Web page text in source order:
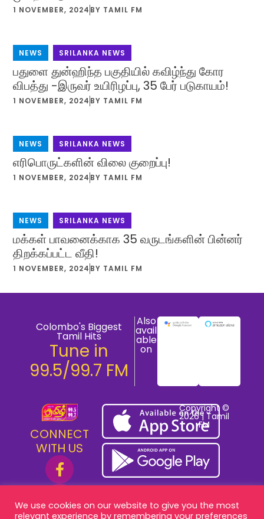
1 NOVEMBER, 2024 BY TAMIL FM
NEWS SRILANKA NEWS
பதுளை துன்ஹிந்த பகுதியில் கவிழ்ந்து கோர
விபத்து -இருவர் உயிரிழப்பு, 35 பேர் படுகாயம்!
1 NOVEMBER, 2024 BY TAMIL FM
NEWS SRILANKA NEWS
எரிபொருட்களின் விலை குறைப்பு!
1 NOVEMBER, 2024 BY TAMIL FM
NEWS SRILANKA NEWS
மக்கள் பாவனைக்காக 35 வருடங்களின் பின்னர்
திறக்கப்பட்ட வீதி!
1 NOVEMBER, 2024 BY TAMIL FM
Colombo's Biggest
Tamil Hits
Tune in
99.5/99.7 FM
Also
avail
able
on
CONNECT
WITH US
Copyright ©
2026 | Tamil
FM
We use cookies on our website to give you the most
relevant experience by remembering your preferences